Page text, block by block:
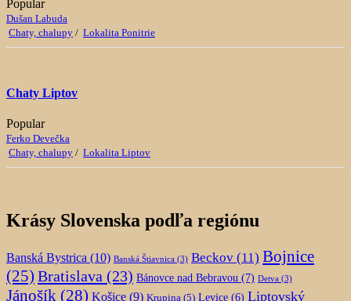
Popular
Dušan Labuda
Chaty, chalupy / Lokalita Ponitrie
Chaty Liptov
Popular
Ferko Devečka
Chaty, chalupy / Lokalita Liptov
Krásy Slovenska podľa regiónu
Banská Bystrica (10) Banská Štiavnica (3) Beckov (11) Bojnice
(25) Bratislava (23) Bánovce nad Bebravou (7) Detva (3)
Jánošík (28) Košice (9) Krupina (5) Levice (6) Liptovský